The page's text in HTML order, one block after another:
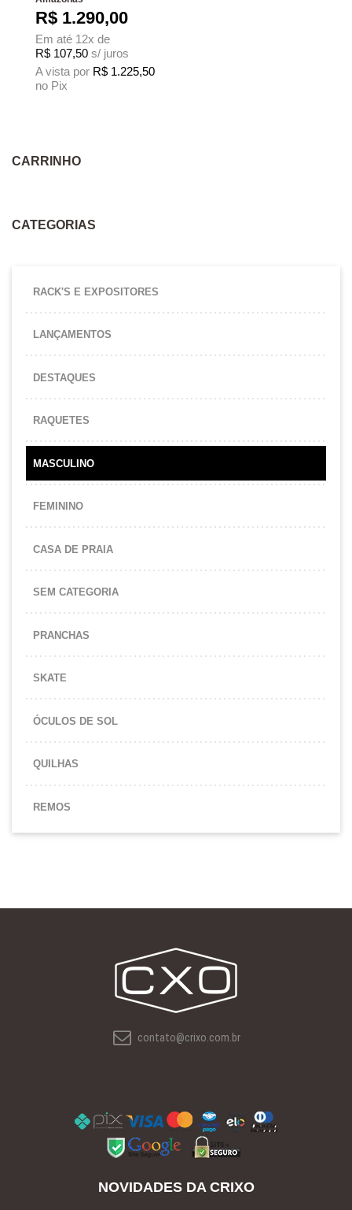
R$ 1.290,00
Em até 12x de
R$ 107,50 s/ juros
A vista por R$ 1.225,50
no Pix
CARRINHO
CATEGORIAS
RACK'S E EXPOSITORES
LANÇAMENTOS
DESTAQUES
RAQUETES
MASCULINO
FEMININO
CASA DE PRAIA
SEM CATEGORIA
PRANCHAS
SKATE
ÓCULOS DE SOL
QUILHAS
REMOS
contato@crixo.com.br
NOVIDADES DA CRIXO